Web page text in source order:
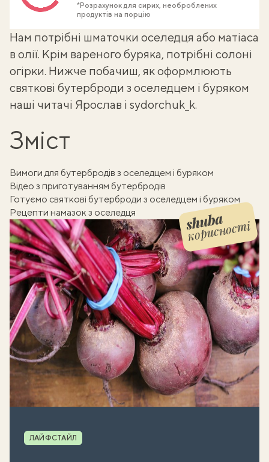
*Розрахунок для сирих, необроблених
продуктів на порцію
Нам потрібні шматочки оселедця або матіаса
в олії. Крім вареного буряка, потрібні солоні
огірки. Нижче побачиш, як оформлюють
святкові бутерброди з оселедцем і буряком
наші читачі Ярослав і sydorchuk_k.
Зміст
Вимоги для бутербродів з оселедцем і буряком
Відео з приготуванням бутербродів
Готуємо святкові бутерброди з оселедцем і буряком
Рецепти намазок з оселедця
корисності
Shuba корисності
Рубрика
ЛАЙФСТАЙЛ